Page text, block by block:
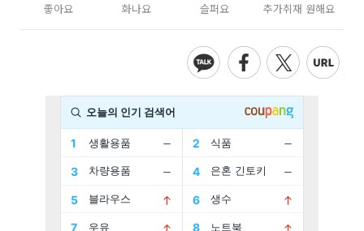
좋아요 화나요 슬퍼요 추가취재 원해요